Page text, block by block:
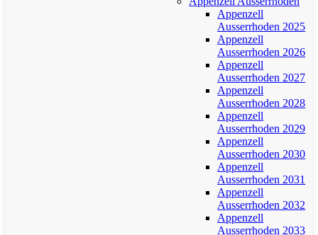
Appenzell
Ausserrhoden 2025
Appenzell
Ausserrhoden 2026
Appenzell
Ausserrhoden 2027
Appenzell
Ausserrhoden 2028
Appenzell
Ausserrhoden 2029
Appenzell
Ausserrhoden 2030
Appenzell
Ausserrhoden 2031
Appenzell
Ausserrhoden 2032
Appenzell
Ausserrhoden 2033